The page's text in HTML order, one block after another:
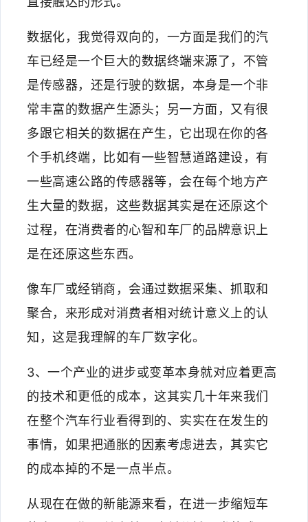
数据化，我觉得双向的，一方面是我们的汽
车已经是一个巨大的数据终端来源了，不管
是传感器，还是行驶的数据，本身是一个非
常丰富的数据产生源头；另一方面，又有很
多跟它相关的数据在产生，它出现在你的各
个手机终端，比如有一些智慧道路建设，有
一些高速公路的传感器等，会在每个地方产
生大量的数据，这些数据其实是在还原这个
过程，在消费者的心智和车厂的品牌意识上
是在还原这些东西。
像车厂或经销商，会通过数据采集、抓取和
聚合，来形成对消费者相对统计意义上的认
知，这是我理解的车厂数字化。
3、一个产业的进步或变革本身就对应着更高
的技术和更低的成本，这其实几十年来我们
在整个汽车行业看得到的、实实在在发生的
事情，如果把通胀的因素考虑进去，其实它
的成本掉的不是一点半点。
从现在在做的新能源来看，在进一步缩短车